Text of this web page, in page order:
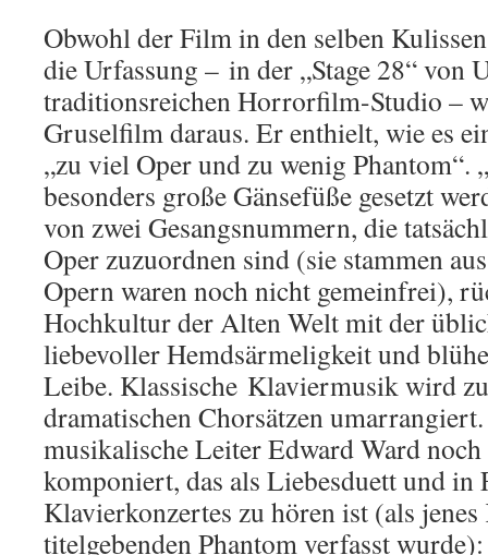
Obwohl der Film in den selben
die Urfassung – in der „Stage 28“ von
traditionsreichen Horrorfilm-Studio –
Gruselfilm daraus. Er enthielt, wie es
„zu viel Oper und zu wenig Phantom“.
besonders große Gänsefüße gesetzt
von zwei Gesangsnummern, die
Oper zuzuordnen sind (sie stammen
Opern waren noch nicht gemeinfrei),
Hochkultur der Alten Welt mit der
liebevoller Hemdsärmeligkeit und
Leibe. Klassische Klaviermusik wird
dramatischen Chorsätzen
musikalische Leiter Edward Ward
komponiert, das als Liebesduett und in
Klavierkonzertes zu hören ist (als
titelgebenden Phantom verfasst